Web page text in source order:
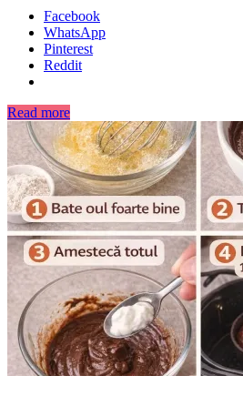
Facebook
WhatsApp
Pinterest
Reddit
Read more